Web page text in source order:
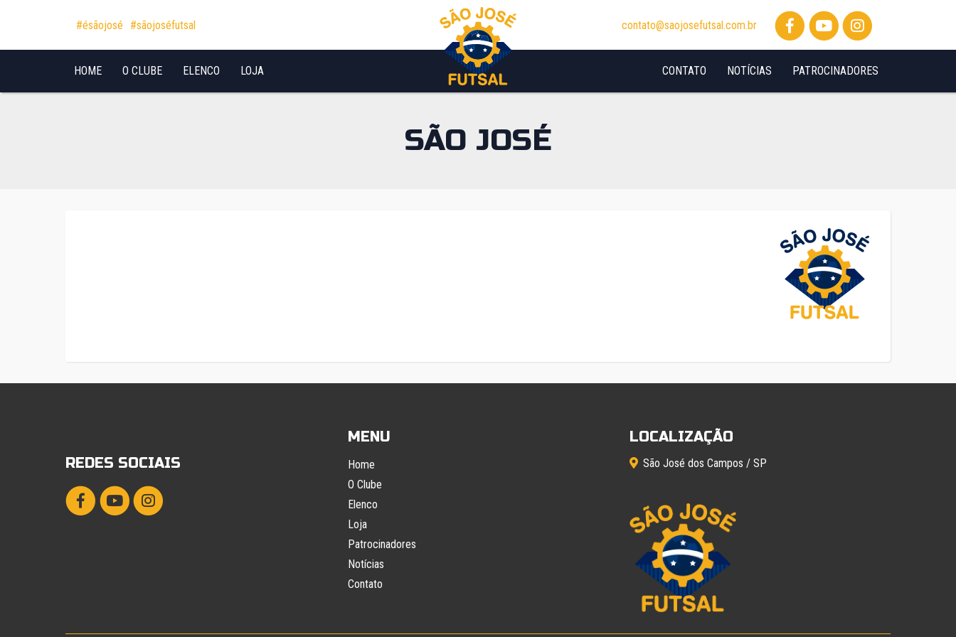
Pular para o conteúdo
#ésãojosé #sãojoséfutsal contato@saojosefutsal.com.br
HOME O CLUBE ELENCO LOJA PATROCINADORES
NOTÍCIAS
CONTATO
SÃO JOSÉ
REDES SOCIAIS
MENU
Home
O Clube
Elenco
Loja
Patrocinadores
Notícias
Contato
LOCALIZAÇÃO
São José dos Campos / SP